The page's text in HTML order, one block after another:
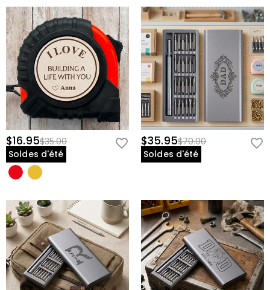
$16.95$35.00
Soldes d'été
$35.95$70.00
Soldes d'été